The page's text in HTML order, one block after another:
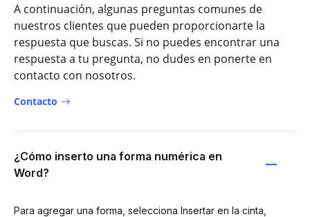
A continuación, algunas preguntas comunes de
nuestros clientes que pueden proporcionarte la
respuesta que buscas. Si no puedes encontrar una
respuesta a tu pregunta, no dudes en ponerte en
contacto con nosotros.
Contacto
¿Cómo inserto una forma numérica en
Word?
Para agregar una forma, selecciona Insertar en la cinta,